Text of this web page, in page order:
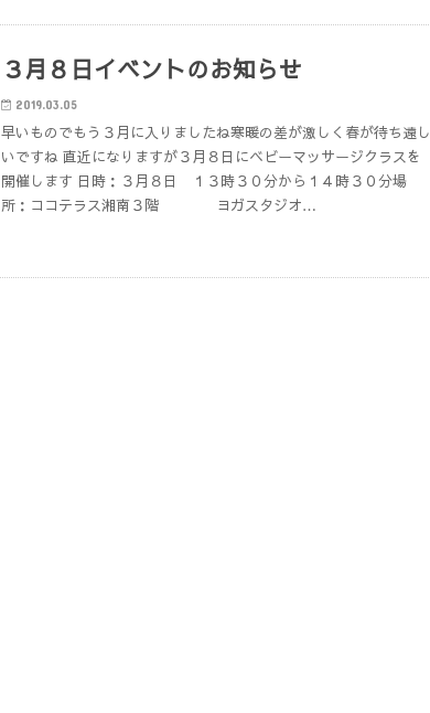
３月８日イベントのお知らせ
2019.03.05
早いものでもう３月に入りましたね寒暖の差が激しく春が待ち遠し
いですね 直近になりますが３月８日にベビーマッサージクラスを
開催します 日時：３月８日 １３時３０分から１４時３０分場
所：ココテラス湘南３階 ヨガスタジオ…